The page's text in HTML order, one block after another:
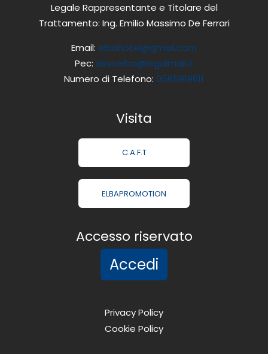
Legale Rappresentante e Titolare del
Trattamento: Ing. Emilio Massimo De Ferrari
Email: elbahotel@gmail.com
Pec: assoelba@legalmail.it
Numero di Telefono: 0565919611
Visita
C.A.F.T
ELBAPROMOTION
Accesso riservato
Accedi
Privacy Policy
Cookie Policy